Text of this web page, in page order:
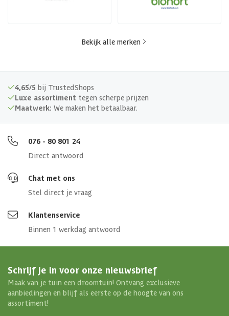
Bekijk alle merken
4,65/5 bij TrustedShops
Luxe assortiment tegen scherpe prijzen
Maatwerk: We maken het betaalbaar.
076 - 80 801 24
Direct antwoord
Chat met ons
Stel direct je vraag
Klantenservice
Binnen 1 werkdag antwoord
Schrijf je in voor onze nieuwsbrief
Maak van je tuin een droomtuin! Ontvang exclusieve
aanbiedingen en blijf als eerste op de hoogte van ons
assortiment!